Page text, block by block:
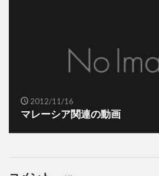
2012/11/16
マレーシア関連の動画